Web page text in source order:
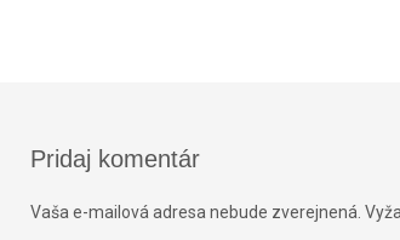
Pridaj komentár
Vaša e-mailová adresa nebude zverejnená.